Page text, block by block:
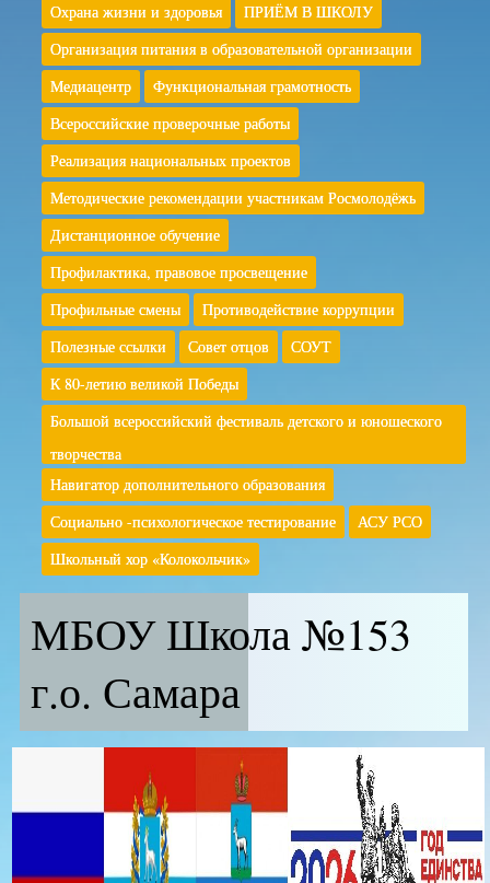
Охрана жизни и здоровья
ПРИЁМ В ШКОЛУ
Организация питания в образовательной организации
Медиацентр
Функциональная грамотность
Всероссийские проверочные работы
Реализация национальных проектов
Методические рекомендации участникам Росмолодёжь
Дистанционное обучение
Профилактика, правовое просвещение
Профильные смены
Противодействие коррупции
Полезные ссылки
Совет отцов
СОУТ
К 80-летию великой Победы
Большой всероссийский фестиваль детского и юношеского
творчества
Навигатор дополнительного образования
Социально -психологическое тестирование
АСУ РСО
Школьный хор «Колокольчик»
МБОУ Школа №153
г.о. Самара